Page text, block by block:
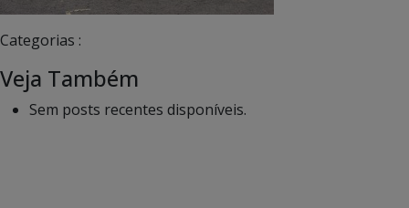
Categorias :
Veja Também
Sem posts recentes disponíveis.